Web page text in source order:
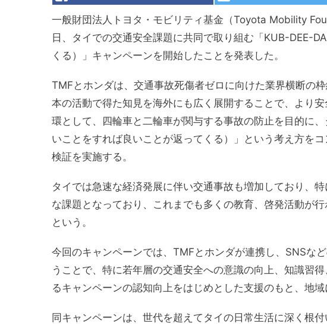
一般財団法人トヨタ・モビリティ基金（Toyota Mobility
日、タイでの交通安全課題に共同で取り組む「KUB-DEE-
くる）」キャンペーンを開始したことを発表した。
TMFとホンダは、交通事故死傷者ゼロに向けた業界横断の
本の活動で得た知見を海外にも広く展開することで、より
環として、四輪車と二輪車が関与する事故の防止を目的に
いことをすれば良いことが返ってくる）」という考え方を
検証を実施する。
タイでは急速な経済発展に伴い交通事故も増加しており、
な課題となっており、これまでも多くの教育、啓発活動が
という。
今回のキャンペーンでは、TMFとホンダが連携し、SNSな
うことで、特に若年層の交通安全への意識の向上、知識習
るキャンペーンの認知向上をはじめとした支援のもと、地域
同キャンペーンは、世代を超えてタイの日常生活に深く根